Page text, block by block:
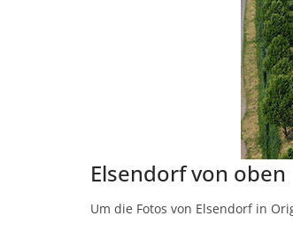
Elsendorf von oben
Um die Fotos von Elsendorf in